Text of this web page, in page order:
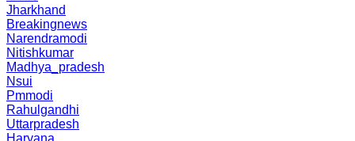
Jharkhand
Breakingnews
Narendramodi
Nitishkumar
Madhya_pradesh
Nsui
Pmmodi
Rahulgandhi
Uttarpradesh
Haryana